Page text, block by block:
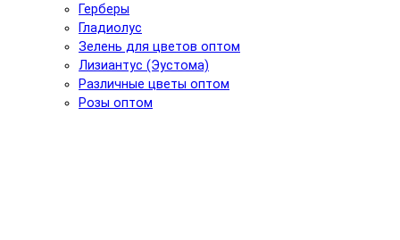
Герберы
Гладиолус
Зелень для цветов оптом
Лизиантус (Эустома)
Различные цветы оптом
Розы оптом